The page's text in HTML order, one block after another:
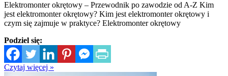
Elektromonter okrętowy – Przewodnik po zawodzie od A-Z Kim
jest elektromonter okrętowy? Kim jest elektromonter okrętowy i
czym się zajmuje w praktyce? Elektromonter okrętowy
Podziel się:
Czytaj więcej »